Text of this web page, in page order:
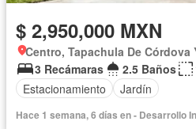
$ 2,950,000 MXN
Centro, Tapachula De Córdova
3 Recámaras
2.5 Baños
Estacionamiento
Jardín
Hace 1 semana, 6 días en - Desarrollo